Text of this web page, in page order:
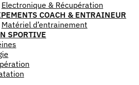
Electronique & Récupération
COACH & ENTRAINEUR
Matériel d’entrainement
SPORTIVE